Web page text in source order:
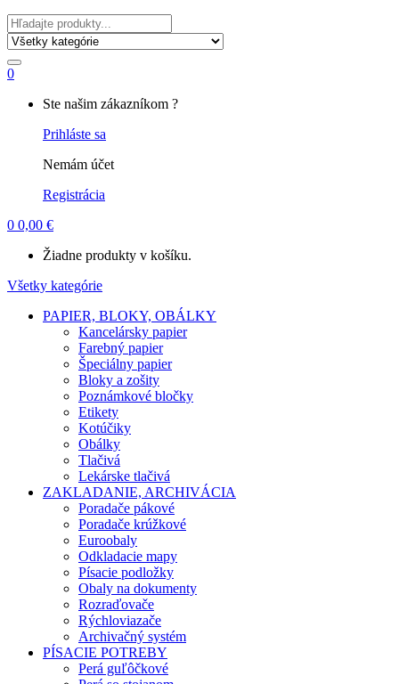
Hľadať
0
Ste našim zákazníkom ?
Prihláste sa
Nemám účet
Registrácia
0 0,00 €
Žiadne produkty v košíku.
Všetky kategórie
PAPIER, BLOKY, OBÁLKY
Kancelársky papier
Farebný papier
Špeciálny papier
Bloky a zošity
Poznámkové bločky
Etikety
Kotúčiky
Obálky
Tlačivá
Lekárske tlačivá
ZAKLADANIE, ARCHIVÁCIA
Poradače pákové
Poradače krúžkové
Euroobaly
Odkladacie mapy
Písacie podložky
Obaly na dokumenty
Rozraďovače
Rýchloviazače
Archivačný systém
PÍSACIE POTREBY
Perá guľôčkové